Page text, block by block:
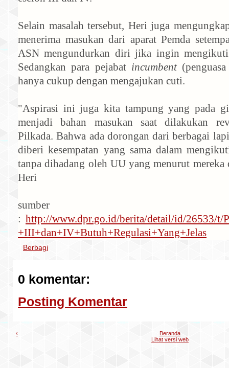
Selain masalah tersebut, Heri juga
menerima masukan dari aparat Pemda
ASN mengundurkan diri jika ingin
Sedangkan para pejabat incumbent
hanya cukup dengan mengajukan cuti.
"Aspirasi ini juga kita tampung yang pada
menjadi bahan masukan saat dilakukan
Pilkada. Bahwa ada dorongan dari berbagai
diberi kesempatan yang sama dalam
tanpa dihadang oleh UU yang menurut
Heri
sumber
: http://www.dpr.go.id/berita/detail/id/26533/t/
+III+dan+IV+Butuh+Regulasi+Yang+Jelas
Berbagi
0 komentar:
Posting Komentar
‹
Beranda
Lihat versi web